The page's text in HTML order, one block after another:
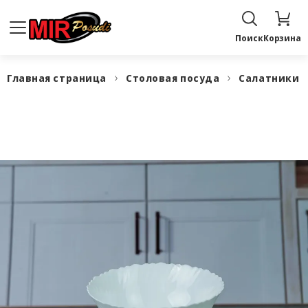
ПоискКорзина
Главная страница Столовая посуда Салатники